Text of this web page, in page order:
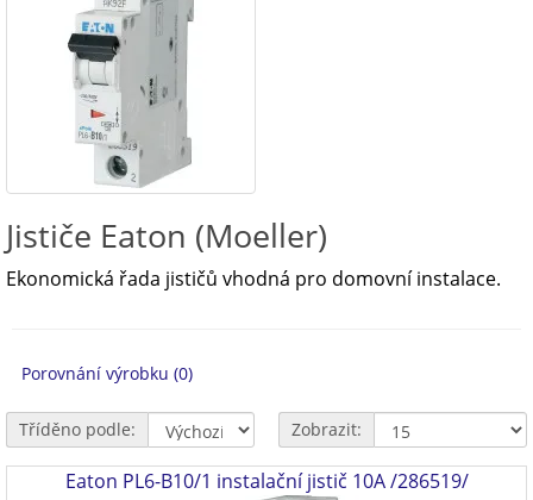
Jističe Eaton (Moeller)
Ekonomická řada jističů vhodná pro domovní instalace.
Porovnání výrobku (0)
Tříděno podle: Zobrazit:
Eaton PL6-B10/1 instalační jistič 10A /286519/